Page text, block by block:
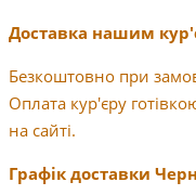
Доставка нашим
Безкоштовно при
Оплата кур'єру
на сайті.
Графік доставки